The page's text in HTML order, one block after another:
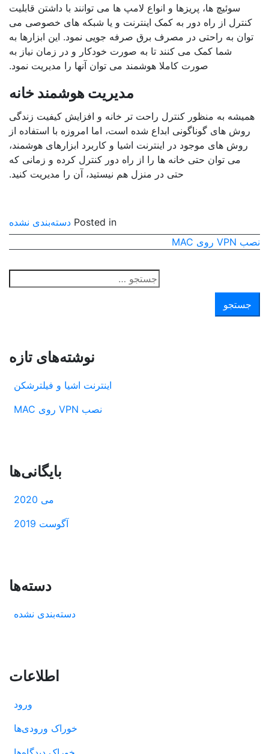
سوئیچ ها، پریزها و انواع لامپ ها می توانند با داشتن قابلیت
کنترل از راه دور به کمک اینترنت و یا شبکه های خصوصی می
توان به راحتی در مصرف برق صرفه جویی نمود. این ابزارها به
شما کمک می کنند تا به صورت خودکار و در زمان نیاز به
صورت کاملا هوشمند می توان آنها را مدیریت نمود.
مدیریت هوشمند خانه
همیشه به منظور کنترل راحت تر خانه و افزایش کیفیت زندگی
روش های گوناگونی ابداع شده است، اما امروزه با استفاده از
روش های موجود در اینترنت اشیا و کاربرد ابزارهای هوشمند،
می توان حتی خانه ها را از راه دور کنترل کرده و زمانی که
حتی در منزل هم نیستید، آن را مدیریت کنید.
Posted in دسته‌بندی نشده
راهبری
نصب VPN روی MAC
نوشته‌های تازه
اینترنت اشیا و فیلترشکن
نصب VPN روی MAC
بایگانی‌ها
می 2020
آگوست 2019
دسته‌ها
دسته‌بندی نشده
اطلاعات
ورود
خوراک ورودی‌ها